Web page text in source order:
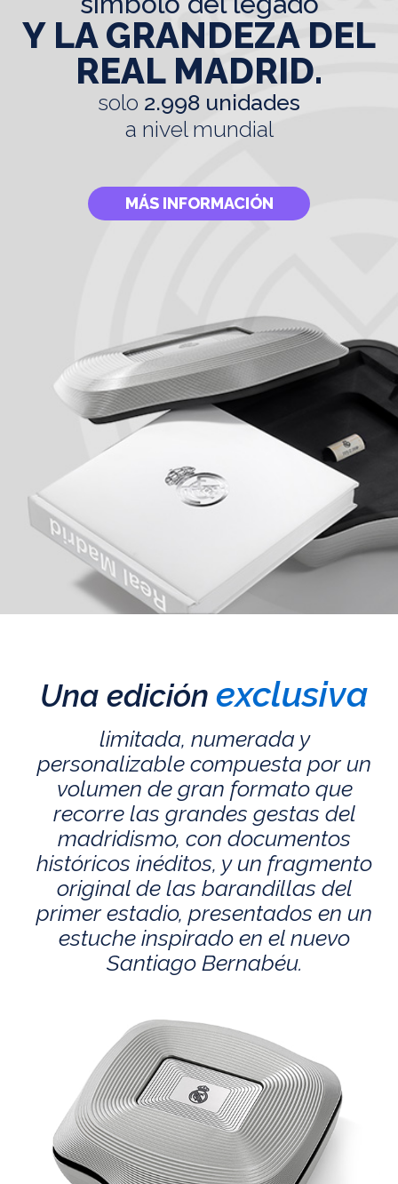
Y LA GRANDEZA DEL
REAL MADRID.
solo 2.998 unidades
a nivel mundial
MÁS INFORMACIÓN
Una edición exclusiva
limitada, numerada y
personalizable compuesta por un
volumen de gran formato que
recorre las grandes gestas del
madridismo, con documentos
históricos inéditos, y un fragmento
original de las barandillas del
primer estadio, presentados en un
estuche inspirado en el nuevo
Santiago Bernabéu.